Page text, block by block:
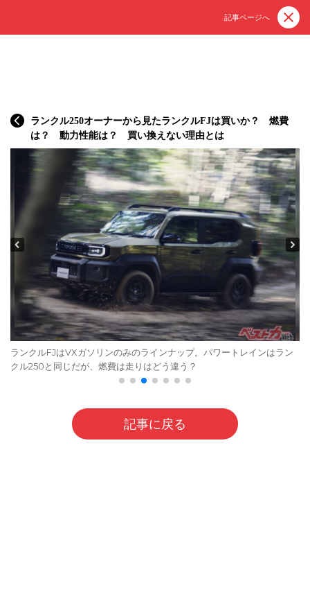
記事ページへ
ランクル250オーナーから見たランクルFJは買いか？ 燃費
は？ 動力性能は？ 買い換えない理由とは
ランクルFJはVXガソリンのみのラインナップ。パワートレインはラン
クル250と同じだが、燃費は走りはどう違う？
記事に戻る